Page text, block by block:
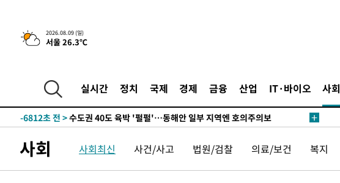
2026.08.09 (일)
서울 26.3℃
실시간 정치 국제 경제 금융 산업 IT·바이오 사회
청래 44.56%
-14517초 전 >[속보]與 대표 경선 제주·인천 당원투표…金 47.75%·鄭
42.08%·宋 10.17%
-14051초 전 >이강인 "아틀레티코 이적 기뻐…등번호 7번 의미보단 팀 위해 뛸
-7760초 전 >
낮 최고 35도 '무더위'…동해안 시간당 30㎜ '강한 비'[내일날씨]
-7030초 전 >
레티코 이적"
-6812초 전 >수도권 40도 육박 '펄펄'…동해안 일부 지역엔 호의주의보
4분 전 >
강릉에 시간당 81.4㎜ 물폭탄…도로 잠기고 담벼락 붕괴
1시간 전 >백운산서 80년근 천종산삼 9뿌리 발견…감정가 1.3억원
사회 사회최신 사건/사고 법원/검찰 의료/보건 복지